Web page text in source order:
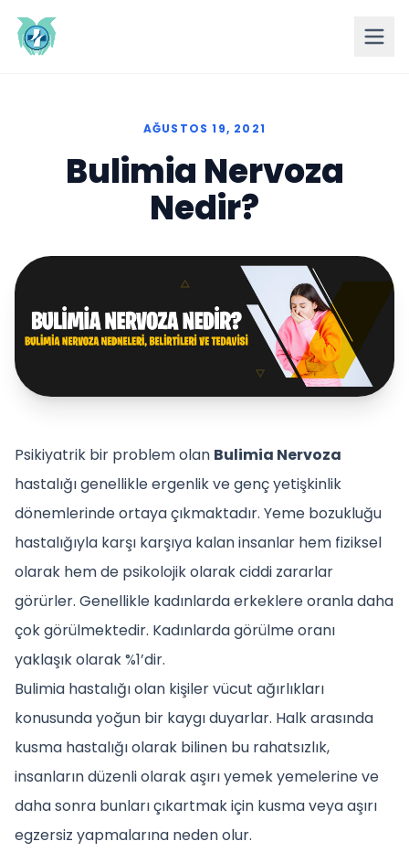
AĞUSTOS 19, 2021
Bulimia Nervoza
Nedir?
Psikiyatrik bir problem olan Bulimia Nervoza
hastalığı genellikle ergenlik ve genç yetişkinlik
dönemlerinde ortaya çıkmaktadır. Yeme bozukluğu
hastalığıyla karşı karşıya kalan insanlar hem fiziksel
olarak hem de psikolojik olarak ciddi zararlar
görürler. Genellikle kadınlarda erkeklere oranla daha
çok görülmektedir. Kadınlarda görülme oranı
yaklaşık olarak %1’dir.
Bulimia hastalığı olan kişiler vücut ağırlıkları
konusunda yoğun bir kaygı duyarlar. Halk arasında
kusma hastalığı olarak bilinen bu rahatsızlık,
insanların düzenli olarak aşırı yemek yemelerine ve
daha sonra bunları çıkartmak için kusma veya aşırı
egzersiz yapmalarına neden olur.